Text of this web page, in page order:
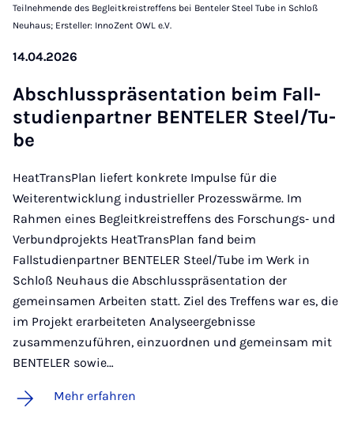
Teilnehmende des Begleitkreistreffens bei Benteler Steel Tube in Schloß
Neuhaus; Ersteller: InnoZent OWL e.V.
14.04.2026
Ab­schluss­prä­sen­ta­ti­on beim Fall­
stu­di­en­part­ner BEN­TE­LER Steel/Tu­
be
HeatTransPlan liefert konkrete Impulse für die
Weiterentwicklung industrieller Prozesswärme. Im
Rahmen eines Begleitkreistreffens des Forschungs‑ und
Verbundprojekts HeatTransPlan fand beim
Fallstudienpartner BENTELER Steel/Tube im Werk in
Schloß Neuhaus die Abschlusspräsentation der
gemeinsamen Arbeiten statt. Ziel des Treffens war es, die
im Projekt erarbeiteten Analyseergebnisse
zusammenzuführen, einzuordnen und gemeinsam mit
BENTELER sowie…
Mehr erfahren